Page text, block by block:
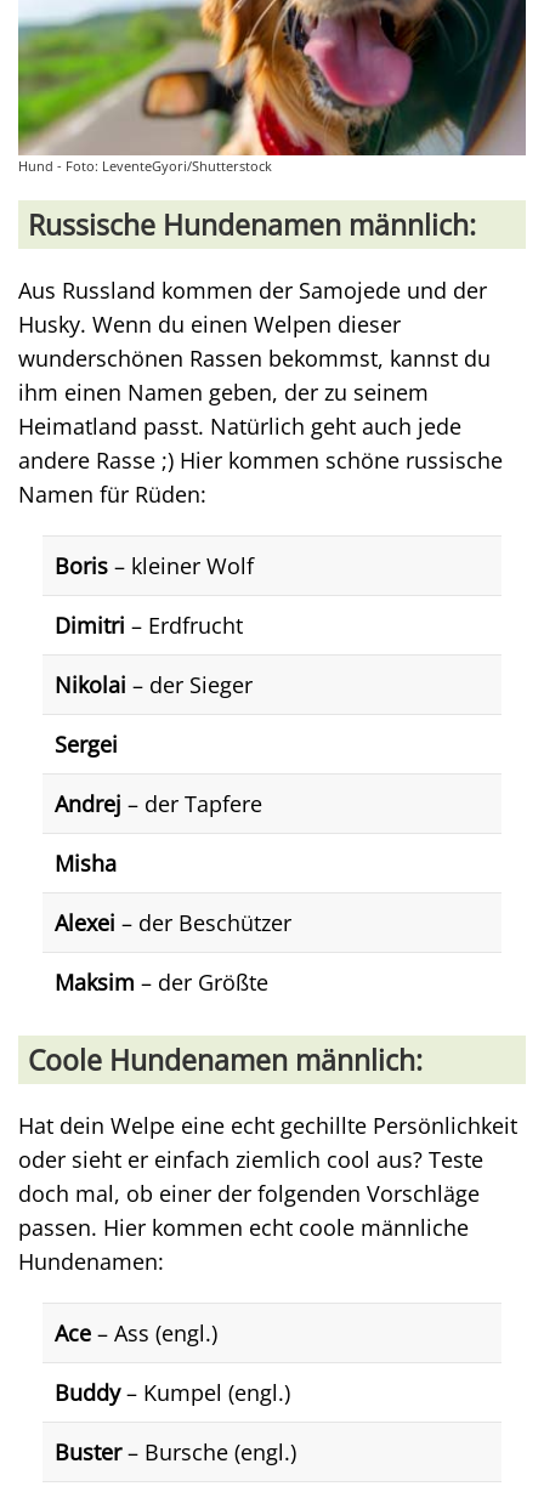
Hund - Foto: LeventeGyori/Shutterstock
Russische Hundenamen männlich:
Aus Russland kommen der Samojede und der
Husky. Wenn du einen Welpen dieser
wunderschönen Rassen bekommst, kannst du
ihm einen Namen geben, der zu seinem
Heimatland passt. Natürlich geht auch jede
andere Rasse ;) Hier kommen schöne russische
Namen für Rüden:
Boris – kleiner Wolf
Dimitri – Erdfrucht
Nikolai – der Sieger
Sergei
Andrej – der Tapfere
Misha
Alexei – der Beschützer
Maksim – der Größte
Coole Hundenamen männlich:
Hat dein Welpe eine echt gechillte Persönlichkeit
oder sieht er einfach ziemlich cool aus? Teste
doch mal, ob einer der folgenden Vorschläge
passen. Hier kommen echt coole männliche
Hundenamen:
Ace – Ass (engl.)
Buddy– Kumpel (engl.)
Buster– Bursche (engl.)